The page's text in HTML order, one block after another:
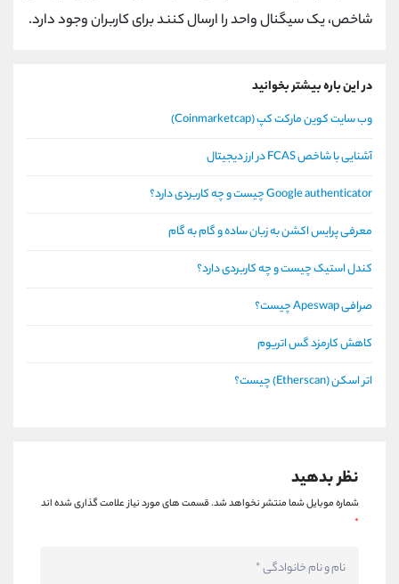
شاخص، یک سیگنال واحد را ارسال کنند برای کاربران وجود دارد.
در این باره بیشتر بخوانید
وب سایت کوین مارکت کپ (Coinmarketcap)
آشنایی با شاخص FCAS در ارز دیجیتال
Google authenticator چیست و چه کاربردی دارد؟
معرفی پرایس اکشن به زبان ساده و گام به گام
کندل استیک چیست و چه کاربردی دارد؟
صرافی Apeswap چیست؟
کاهش کارمزد گس اتریوم
اتر اسکن (Etherscan) چیست؟
نظر بدهید
شماره موبایل شما منتشر نخواهد شد.قسمت های مورد نیاز علامت گذاری شده اند
*